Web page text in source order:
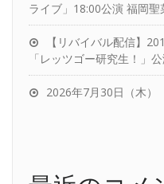
ライブ」18:00公演 福岡聖
【リバイバル配信】
「レッツゴー研究生！」
2026年7月30日（木）